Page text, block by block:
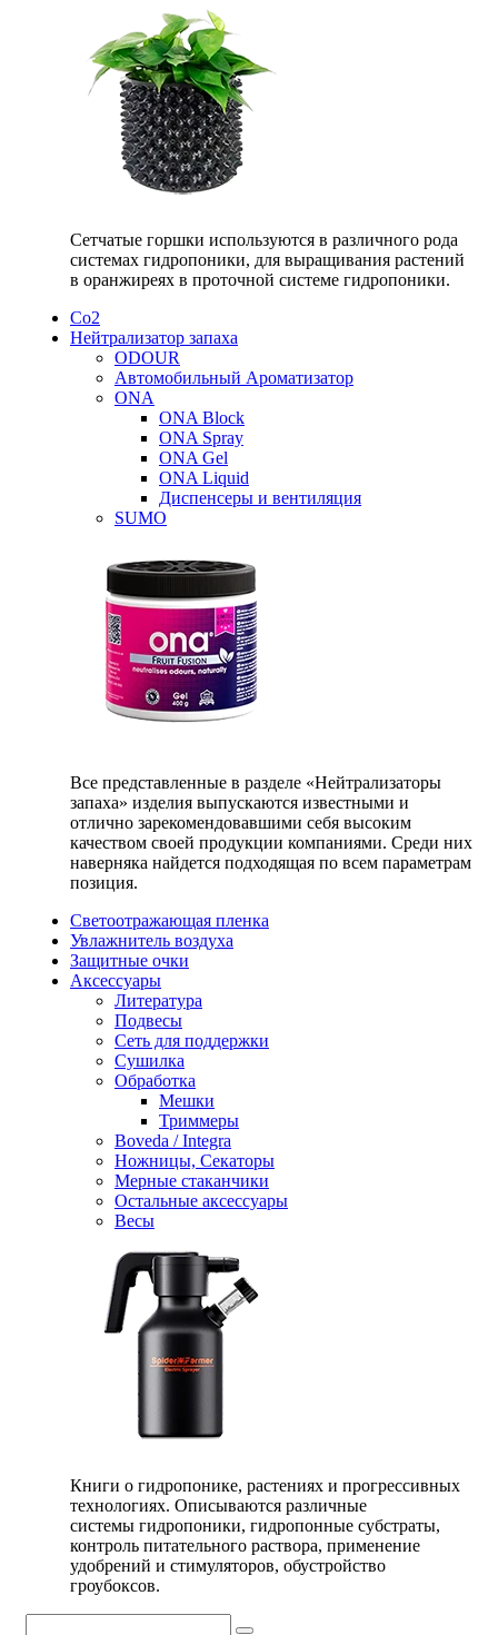
Сетчатые горшки используются в различного рода
системах гидропоники, для выращивания растений
в оранжиреях в проточной системе гидропоники.
Со2
Нейтрализатор запаха
ODOUR
Автомобильный Ароматизатор
ONA
ONA Block
ONA Spray
ONA Gel
ONA Liquid
Диспенсеры и вентиляция
SUMO
Все представленные в разделе «Нейтрализаторы
запаха» изделия выпускаются известными и
отлично зарекомендовавшими себя высоким
качеством своей продукции компаниями. Среди них
наверняка найдется подходящая по всем параметрам
позиция.
Светоотражающая пленка
Увлажнитель воздуха
Защитные очки
Аксессуары
Литература
Подвесы
Сеть для поддержки
Сушилка
Обработка
Мешки
Триммеры
Boveda / Integra
Ножницы, Секаторы
Мерные стаканчики
Остальные аксессуары
Весы
Книги о гидропонике, растениях и прогрессивных
технологиях. Описываются различные
системы гидропоники, гидропонные субстраты,
контроль питательного раствора, применение
удобрений и стимуляторов, обустройство
гроубоксов.